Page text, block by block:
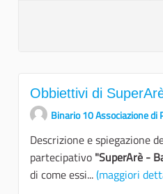
Obbiettivi di
Binario 10 Associazione di
Descrizione e spiegazione
partecipativo "SuperArè -
di come essi...(maggiori